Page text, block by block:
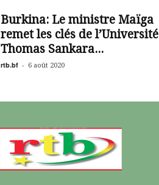
Burkina: Le ministre Maïga
remet les clés de l’Université
Thomas Sankara...
rtb.bf - 6 août 2020